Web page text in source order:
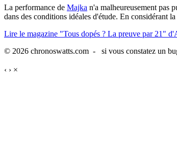
La performance de Majka n'a malheureusement pas
dans des conditions idéales d'étude. En considérant
Lire le magazine "Tous dopés ? La preuve par 21"
© 2026 chronoswatts.com - si vous constatez un
‹ › ×